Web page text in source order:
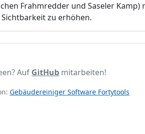
Frahmredder und Saseler
zu erhöhen.
Auf GitHub mitarbeiten!
Gebäudereiniger Software Fortytools